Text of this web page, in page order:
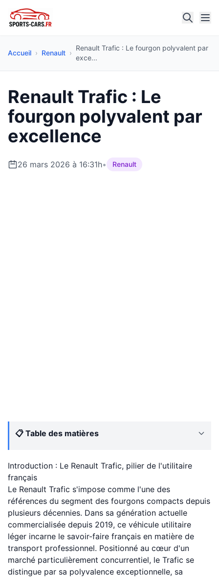
Accueil › Renault ›
Renault Trafic : Le fourgon polyvalent par
exce...
Renault Trafic : Le
fourgon polyvalent par
excellence
26 mars 2026 à 16:31h• Renault
📋 Table des matières
Introduction : Le Renault Trafic, pilier de l'utilitaire
français
Le Renault Trafic s'impose comme l'une des
références du segment des fourgons compacts depuis
plusieurs décennies. Dans sa génération actuelle
commercialisée depuis 2019, ce véhicule utilitaire
léger incarne le savoir-faire français en matière de
transport professionnel. Positionné au cœur d'un
marché particulièrement concurrentiel, le Trafic se
distingue par sa polyvalence exceptionnelle, sa